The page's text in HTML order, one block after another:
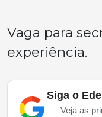
Vaga para
experiência.
Siga o
Veja as